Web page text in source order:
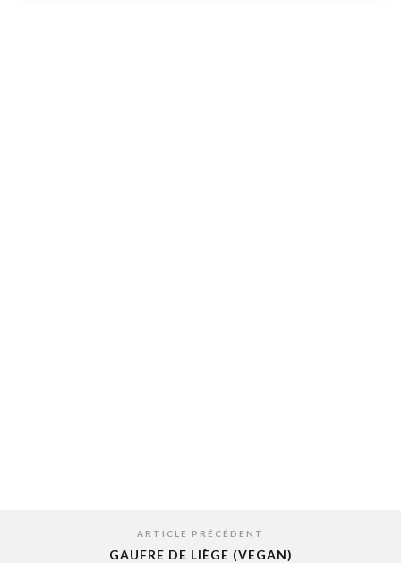
ARTICLE PRÉCÉDENT
GAUFRE DE LIÈGE (VEGAN)